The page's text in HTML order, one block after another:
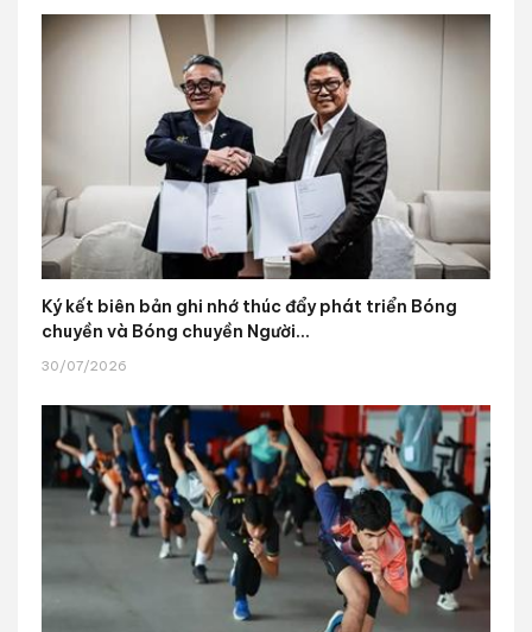
Ký kết biên bản ghi nhớ thúc đẩy phát triển Bóng
chuyền và Bóng chuyền Người...
30/07/2026